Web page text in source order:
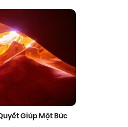
Giúp Một Bức